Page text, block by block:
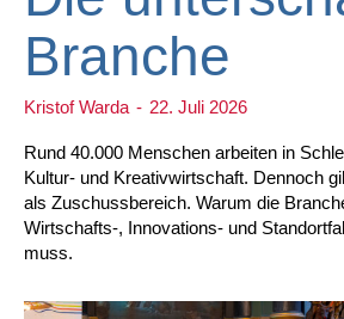
Branche
Kristof Warda - 22. Juli 2026
Rund 40.000 Menschen arbeiten in
Kultur- und Kreativwirtschaft. Dennoch
als Zuschussbereich. Warum die
Wirtschafts-, Innovations- und
muss.